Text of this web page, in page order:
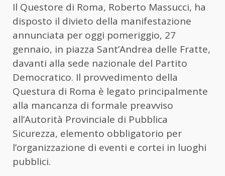
Il Questore di Roma, Roberto Massucci, ha
disposto il divieto della manifestazione
annunciata per oggi pomeriggio, 27
gennaio, in piazza Sant’Andrea delle Fratte,
davanti alla sede nazionale del Partito
Democratico. Il provvedimento della
Questura di Roma è legato principalmente
alla mancanza di formale preavviso
all’Autorità Provinciale di Pubblica
Sicurezza, elemento obbligatorio per
l’organizzazione di eventi e cortei in luoghi
pubblici.